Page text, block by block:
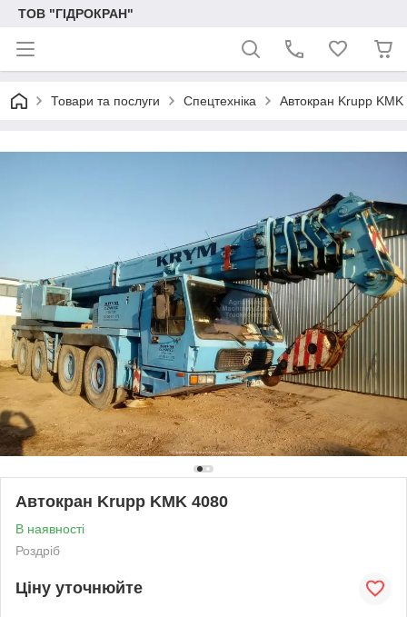
ТОВ "ГІДРОКРАН"
Товари та послуги Спецтехніка Автокран Krupp
Автокран Krupp KMK 4080
В наявності
Роздріб
Ціну уточнюйте